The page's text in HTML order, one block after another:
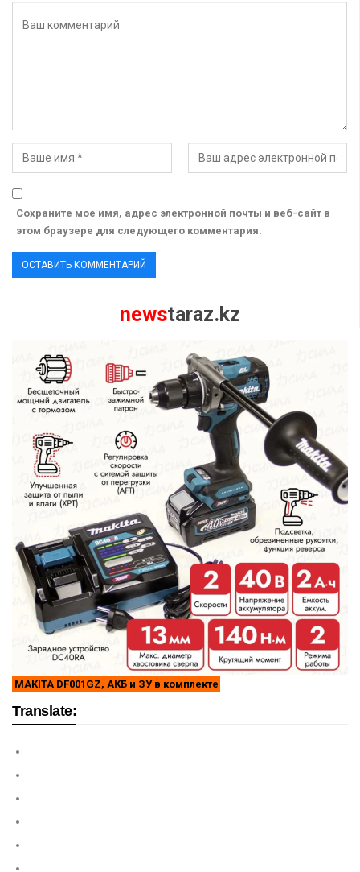
Сохраните мое имя, адрес электронной почты и веб-сайт в
этом браузере для следующего комментария.
newstaraz.kz
MAKITA DF001GZ, АКБ и ЗУ в комплекте
Translate: